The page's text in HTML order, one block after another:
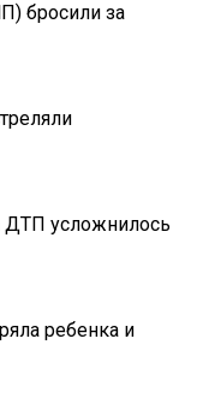
бросили за
ДТП усложнилось
ребенка и